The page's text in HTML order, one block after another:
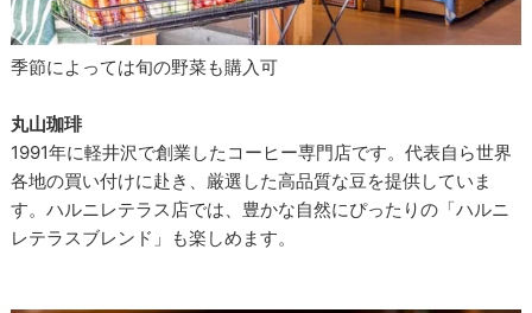
季節によっては旬の野菜も購入可
丸山珈琲
1991年に軽井沢で創業したコーヒー専門店です。代表自ら世界
各地の買い付けに赴き、厳選した高品質な豆を提供していま
す。ハルニレテラス店では、豊かな自然にぴったりの「ハルニ
レテラスブレンド」も楽しめます。